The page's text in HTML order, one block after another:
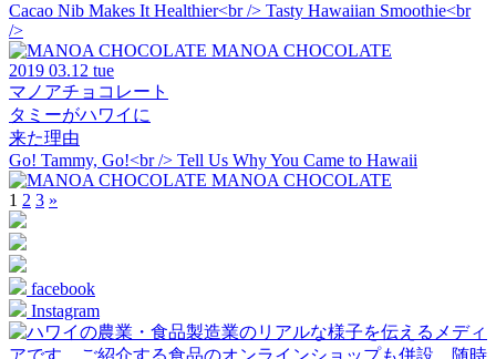
Cacao Nib Makes It Healthier<br /> Tasty Hawaiian Smoothie<br
/>
MANOA CHOCOLATE
2019 03.12 tue
マノアチョコレート
タミーがハワイに
来た理由
Go! Tammy, Go!<br /> Tell Us Why You Came to Hawaii
MANOA CHOCOLATE
1 2 3 »
facebook
Instagram